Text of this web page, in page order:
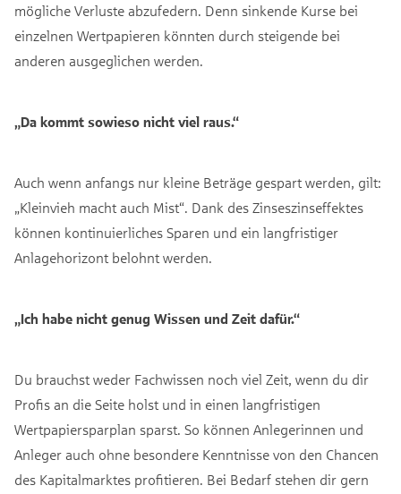
mögliche Verluste abzufedern. Denn sinkende Kurse bei
einzelnen Wertpapieren könnten durch steigende bei
anderen ausgeglichen werden.
„Da kommt sowieso nicht viel raus.“
Auch wenn anfangs nur kleine Beträge gespart werden, gilt:
„Kleinvieh macht auch Mist“. Dank des Zinseszinseffektes
können kontinuierliches Sparen und ein langfristiger
Anlagehorizont belohnt werden.
„Ich habe nicht genug Wissen und Zeit dafür.“
Du brauchst weder Fachwissen noch viel Zeit, wenn du dir
Profis an die Seite holst und in einen langfristigen
Wertpapiersparplan sparst. So können Anlegerinnen und
Anleger auch ohne besondere Kenntnisse von den Chancen
des Kapitalmarktes profitieren. Bei Bedarf stehen dir gern